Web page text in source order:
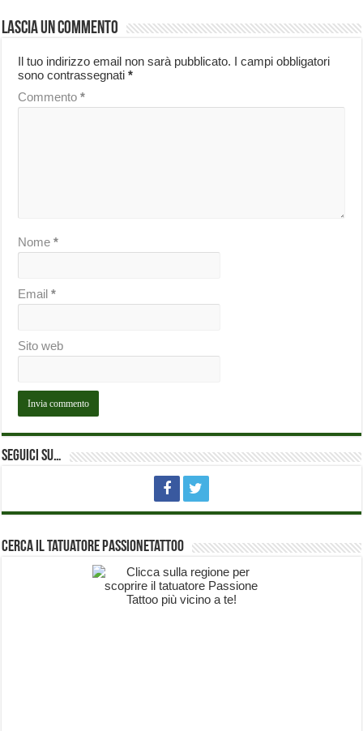
Lascia un commento
Il tuo indirizzo email non sarà pubblicato. I campi obbligatori
sono contrassegnati*
Commento*
Nome*
Email*
Sito web
Seguici su…
Cerca il Tatuatore PassioneTattoo